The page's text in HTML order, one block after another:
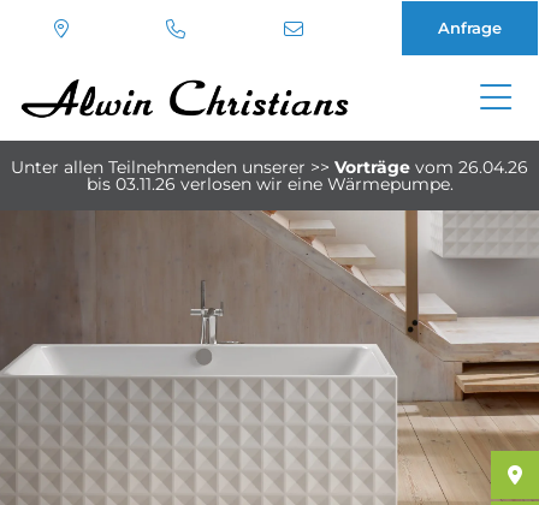
zum
Anfrage
Unter allen Teilnehmenden unserer >> Vorträge vom 26.04.26
bis 03.11.26 verlosen wir eine Wärmepumpe.